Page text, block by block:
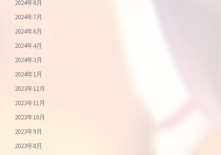
2024年8月
2024年7月
2024年6月
2024年4月
2024年3月
2024年1月
2023年12月
2023年11月
2023年10月
2023年9月
2023年8月